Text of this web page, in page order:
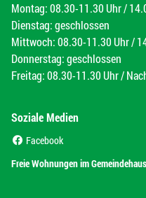
Montag: 08.30-11.30 Uhr /
Dienstag: geschlossen
Mittwoch: 08.30-11.30 Uhr /
Donnerstag: geschlossen
Freitag: 08.30-11.30 Uhr /
Soziale Medien
Facebook
Freie Wohnungen im Gemeindehaus